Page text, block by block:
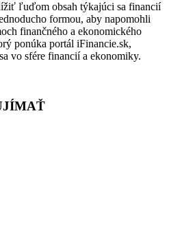
ľuďom obsah týkajúci sa financií
formou, aby napomohli
finančného a ekonomického
ponúka portál iFinancie.sk,
vo sfére financií a ekonomiky.